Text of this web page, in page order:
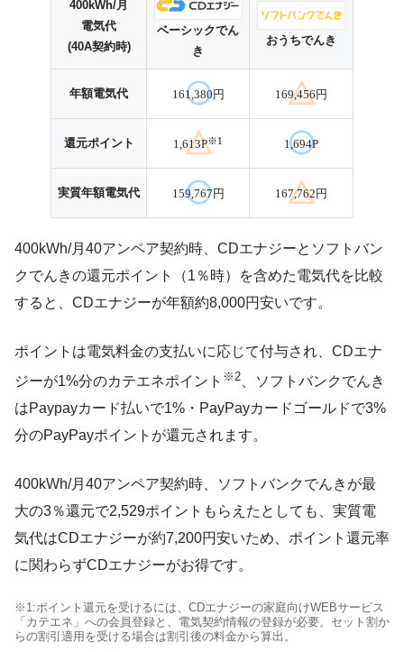
400kWh/月
電気代
(40A契約時)
ベーシックでん
き
おうちでんき
年額電気代 161,380円 169,456円
還元ポイント 1,613P※1 1,694P
実質年額電気代 159,767円 167,762円
400kWh/月40アンペア契約時、CDエナジーとソフトバン
クでんきの還元ポイント（1％時）を含めた電気代を比較
すると、CDエナジーが年額約8,000円安いです。
ポイントは電気料金の支払いに応じて付与され、CDエナ
ジーが1%分のカテエネポイント ※2、ソフトバンクでんき
はPaypayカード払いで1%・PayPayカードゴールドで3%
分のPayPayポイントが還元されます。
400kWh/月40アンペア契約時、ソフトバンクでんきが最
大の3％還元で2,529ポイントもらえたとしても、実質電
気代はCDエナジーが約7,200円安いため、ポイント還元率
に関わらずCDエナジーがお得です。
※1:ポイント還元を受けるには、CDエナジーの家庭向けWEBサービス
「カテエネ」への会員登録と、電気契約情報の登録が必要。セット割か
らの割引適用を受ける場合は割引後の料金から算出。